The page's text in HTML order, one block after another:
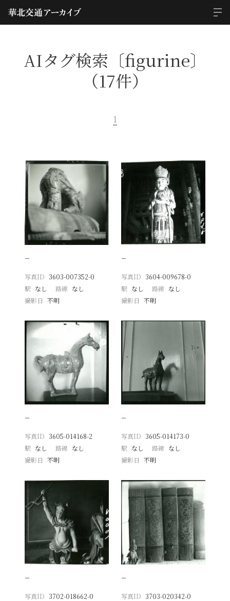
AIタグ検索〔figurine〕
（17件）
1
−
写真ID 3603-007352-0
駅 なし 路線 なし
撮影日
不明
−
写真ID 3604-009678-0
駅 なし 路線 なし
撮影日 不明
−
写真ID 3605-014168-2
駅 なし 路線 なし
撮影日
不明
−
写真ID 3605-014173-0
駅 なし 路線 なし
撮影日 不明
−
写真ID 3702-018662-0
−
写真ID 3703-020342-0